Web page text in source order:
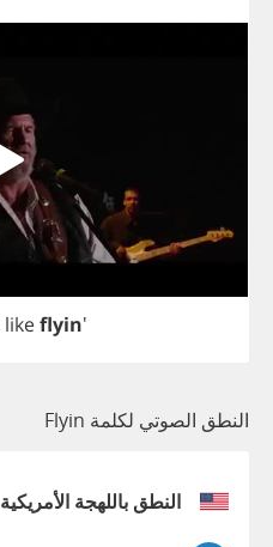
likeflyin'
النطق الصوتي لكلمة Flyin
النطق باللهجة الأمريكية